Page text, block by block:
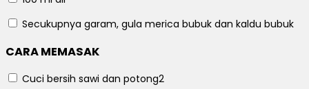
Secukupnya garam, gula merica bubuk dan kaldu bubuk
CARA MEMASAK
Cuci bersih sawi dan potong2